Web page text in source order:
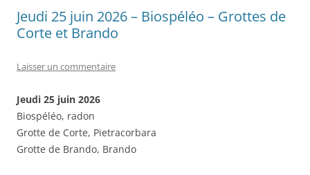
Jeudi 25 juin 2026 – Biospéléo – Grottes de
Corte et Brando
Laisser un commentaire
Jeudi 25 juin 2026
Biospéléo, radon
Grotte de Corte, Pietracorbara
Grotte de Brando, Brando